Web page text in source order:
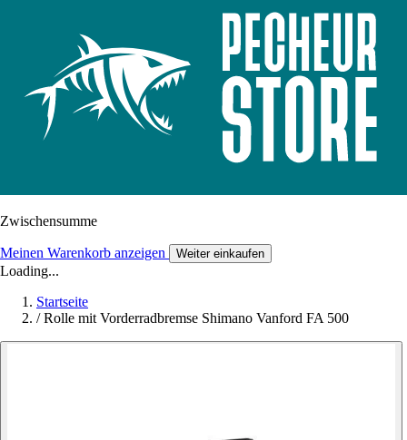
Zwischensumme
Meinen Warenkorb anzeigen Weiter einkaufen
Loading...
Startseite
/ Rolle mit Vorderradbremse Shimano Vanford FA 500